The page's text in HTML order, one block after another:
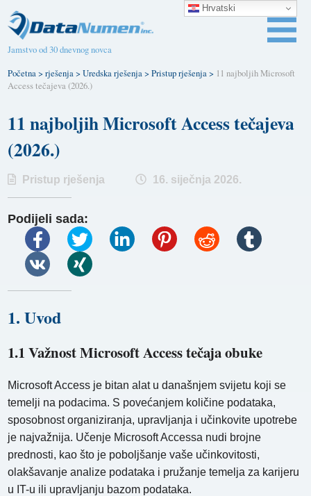
Jamstvo od 30 dnevnog novca
Početna>rješenja>Uredska rješenja>Pristup rješenja> 11 najboljih Microsoft
Access tečajeva (2026.)
11 najboljih Microsoft Access tečajeva
(2026.)
Pristup rješenja 16. siječnja 2026.
Podijeli sada:
1. Uvod
1.1 Važnost Microsoft Access tečaja obuke
Microsoft Access je bitan alat u današnjem svijetu koji se
temelji na podacima. S povećanjem količine podataka,
sposobnost organiziranja, upravljanja i učinkovite upotrebe
je najvažnija. Učenje Microsoft Accessa nudi brojne
prednosti, kao što je poboljšanje vaše učinkovitosti,
olakšavanje analize podataka i pružanje temelja za karijeru
u IT-u ili upravljanju bazom podataka.
Hrvatski